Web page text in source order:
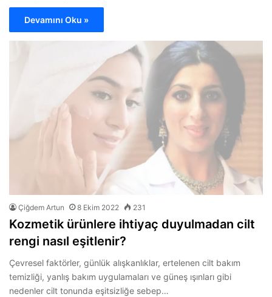
Devamını Oku »
Çiğdem Artun 8 Ekim 2022 231
Kozmetik ürünlere ihtiyaç duyulmadan cilt
rengi nasıl eşitlenir?
Çevresel faktörler, günlük alışkanlıklar, ertelenen cilt bakım
temizliği, yanlış bakım uygulamaları ve güneş ışınları gibi
nedenler cilt tonunda eşitsizliğe sebep…